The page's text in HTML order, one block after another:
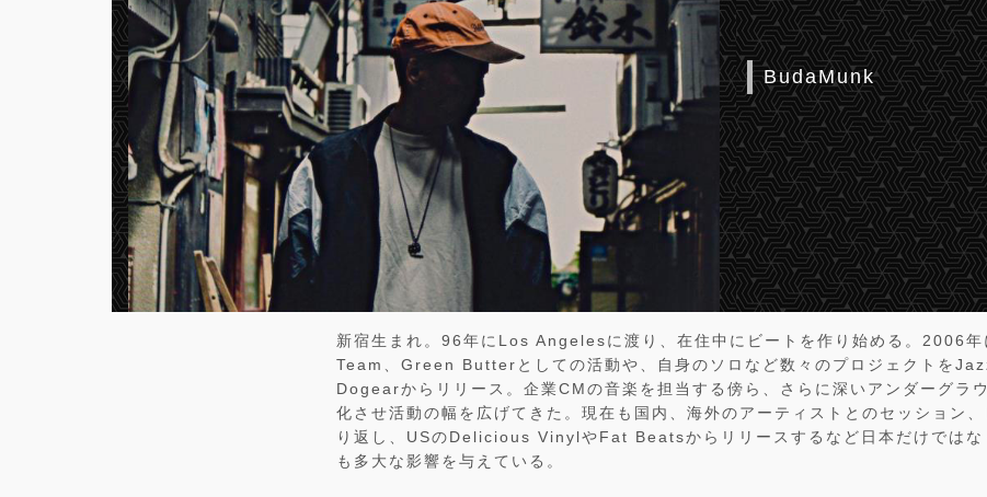
BudaMunk
新宿生まれ。96年にLos Angelesに渡り、在住中にビートを作り始める。2006
Team、Green Butterとしての活動や、自身のソロなど数々のプロジェクトを
Dogearからリリース。企業CMの音楽を担当する傍ら、さらに深いアンダーグラ
化させ活動の幅を広げてきた。現在も国内、海外のアーティストとのセッション
り返し、USのDelicious VinylやFat Beatsからリリースするなど日本だけではな
も多大な影響を与えている。